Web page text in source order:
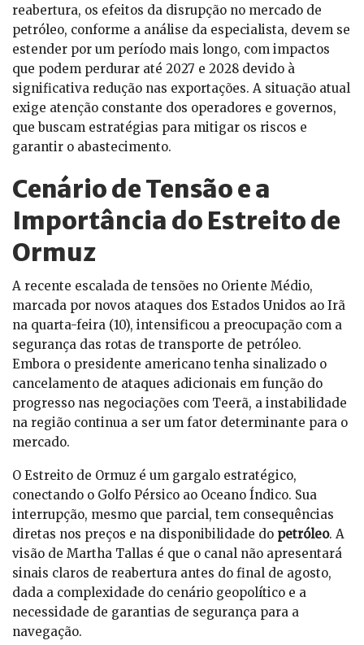
reabertura, os efeitos da disrupção no mercado de
petróleo, conforme a análise da especialista, devem se
estender por um período mais longo, com impactos
que podem perdurar até 2027 e 2028 devido à
significativa redução nas exportações. A situação atual
exige atenção constante dos operadores e governos,
que buscam estratégias para mitigar os riscos e
garantir o abastecimento.
Cenário de Tensão e a
Importância do Estreito de
Ormuz
A recente escalada de tensões no Oriente Médio,
marcada por novos ataques dos Estados Unidos ao Irã
na quarta-feira (10), intensificou a preocupação com a
segurança das rotas de transporte de petróleo.
Embora o presidente americano tenha sinalizado o
cancelamento de ataques adicionais em função do
progresso nas negociações com Teerã, a instabilidade
na região continua a ser um fator determinante para o
mercado.
O Estreito de Ormuz é um gargalo estratégico,
conectando o Golfo Pérsico ao Oceano Índico. Sua
interrupção, mesmo que parcial, tem consequências
diretas nos preços e na disponibilidade do petróleo. A
visão de Martha Tallas é que o canal não apresentará
sinais claros de reabertura antes do final de agosto,
dada a complexidade do cenário geopolítico e a
necessidade de garantias de segurança para a
navegação.